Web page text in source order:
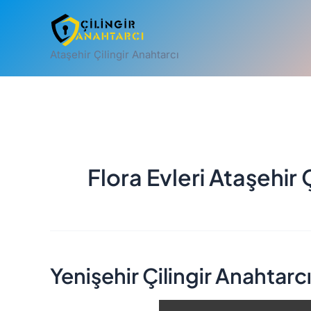
Ataşehir Çilingir Anahtarcı
Flora Evleri Ataşehir
Yenişehir Çilingir Anahtarcı
Yenişehir